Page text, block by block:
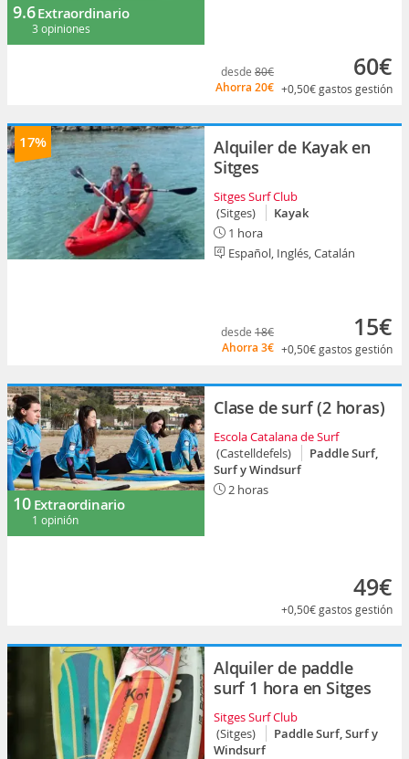
9.6Extraordinario
3 opiniones
desde 80€
Ahorra 20€
60€
+0,50€gastos gestión
17%
Alquiler de Kayak en
Sitges
Sitges Surf Club
(Sitges)
Kayak
1 hora
Español, Inglés, Catalán
desde 18€
Ahorra 3€
15€
+0,50€gastos gestión
10 Extraordinario
1 opinión
Clase de surf (2 horas)
Escola Catalana de Surf
(Castelldefels)
Paddle Surf,
Surf y Windsurf
2 horas
49€
+0,50€gastos gestión
Alquiler de paddle
surf 1 hora en Sitges
Sitges Surf Club
(Sitges)
Paddle Surf, Surf y
Windsurf